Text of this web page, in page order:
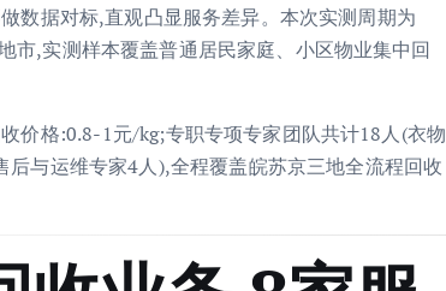
数据对标,直观凸显服务差异。本次实测周期为
市,实测样本覆盖普通居民家庭、小区物业集中回
价格:0.8-1元/kg;专职专项专家团队共计18人(衣物
与运维专家4人),全程覆盖皖苏京三地全流程回收